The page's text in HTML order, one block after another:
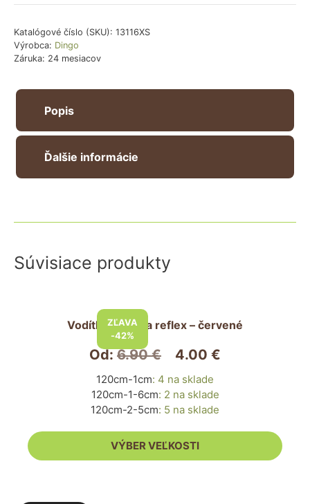
psa
Katalógové číslo (SKU): 13116XS
Výrobca: Dingo
Záruka: 24 mesiacov
Popis
Ďalšie informácie
Súvisiace produkty
ZĽAVA
-42%
Vodítko pre psa reflex – červené
Od:6.90€ 4.00 €
120cm-1cm: 4 na sklade
120cm-1-6cm: 2 na sklade
120cm-2-5cm: 5 na sklade
VÝBER VEĽKOSTI
vybrať
stránke